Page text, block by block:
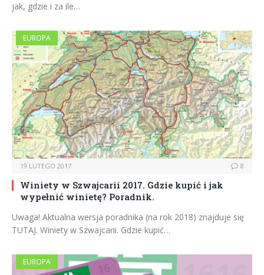
jak, gdzie i za ile…
EUROPA
19 LUTEGO 2017 8
Winiety w Szwajcarii 2017. Gdzie kupić i jak
wypełnić winietę? Poradnik.
Uwaga! Aktualna wersja poradnika (na rok 2018) znajduje się
TUTAJ. Winiety w Szwajcarii. Gdzie kupić…
EUROPA